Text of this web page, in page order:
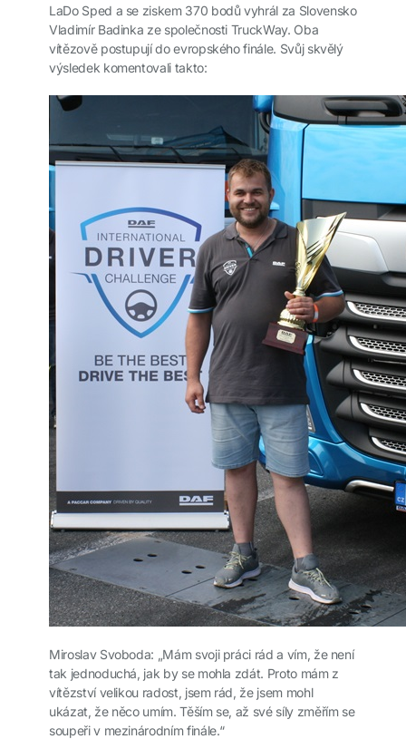
LaDo Sped a se ziskem 370 bodů vyhrál za Slovensko
Vladimír Badinka ze společnosti TruckWay. Oba
vítězově postupují do evropského finále. Svůj skvělý
výsledek komentovali takto:
Miroslav Svoboda: „Mám svoji práci rád a vím, že není
tak jednoduchá, jak by se mohla zdát. Proto mám z
vítězství velikou radost, jsem rád, že jsem mohl
ukázat, že něco umím. Těším se, až své síly změřím se
soupeři v mezinárodním finále.“